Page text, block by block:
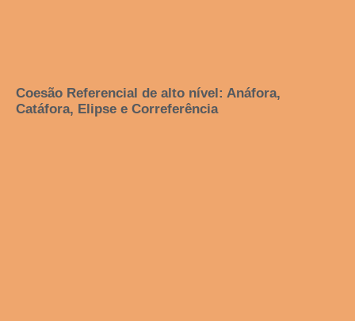
Coesão Referencial de alto nível: Anáfora,
Catáfora, Elipse e Correferência